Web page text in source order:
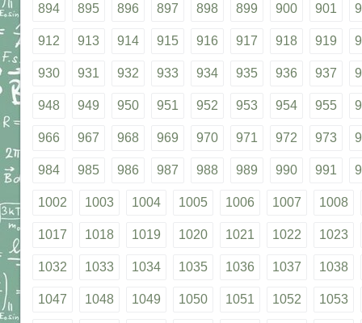
894 895 896 897 898 899 900 901
912 913 914 915 916 917 918 919
930 931 932 933 934 935 936 937
948 949 950 951 952 953 954 955
966 967 968 969 970 971 972 973
984 985 986 987 988 989 990 991
1002 1003 1004 1005 1006 1007 1008
1017 1018 1019 1020 1021 1022 1023
1032 1033 1034 1035 1036 1037 1038
1047 1048 1049 1050 1051 1052 1053